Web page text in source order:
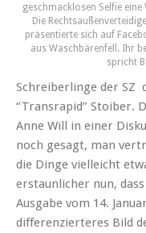
geschmacklosen Selfie
Die
präsentierte sich auf
aus Waschbärenfell. Ihr
spricht
Schreiberlinge der SZ
“Transrapid” Stoiber.
Anne Will in einer
noch gesagt, man
die Dinge vielleicht
erstaunlicher nun,
Ausgabe vom 14.
differenzierteres Bild